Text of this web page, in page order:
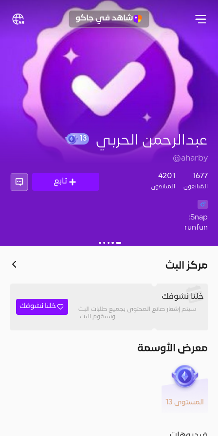
شاهد في جاكو
عبدالرحمن الحربي
@aharby
1677
المُتابعون
4201
المتابعون
تابع
runfun
مركز البث
خلنا نشوفك
سيتم إشعار صانع المحتوى بجميع طلبات البث
وسيقوم البث.
خلنا نشوفك
معرض الأوسمة
المستوى 13